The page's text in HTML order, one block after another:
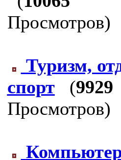
Просмотров)
Туризм,
спорт
(9929
Просмотров)